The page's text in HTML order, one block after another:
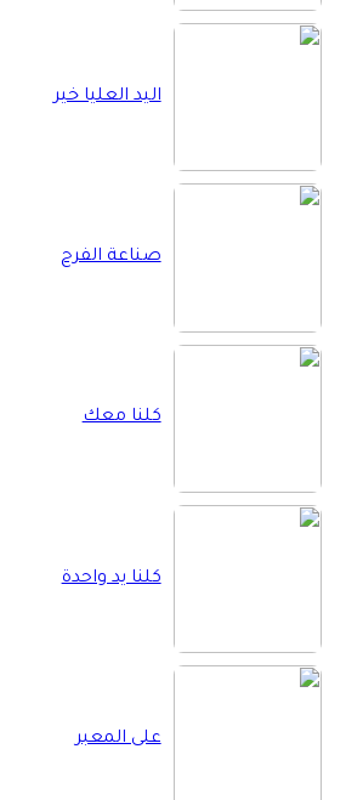
اليد العليا خير
صناعة الفرح
كلنا معك
كلنا يد واحدة
على المعبر